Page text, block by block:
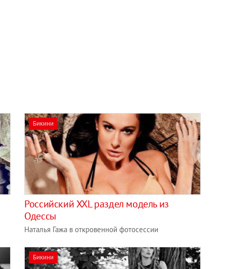
Бикини
Российский XXL раздел модель из
Одессы
Наталья Гажа в откровенной фотосессии
Бикини